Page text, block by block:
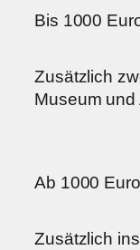
Bis 1000
Zusätzlich
Museum und
Ab 1000 Euro
Zusätzlich